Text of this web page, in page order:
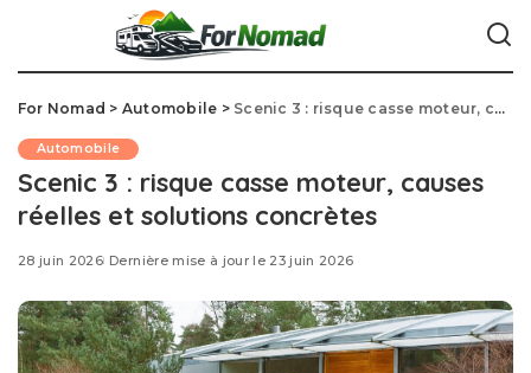
For Nomad > Automobile > Scenic 3 : risque casse moteur, causes réelles et solutions concrètes
Automobile
Scenic 3 : risque casse moteur, causes
réelles et solutions concrètes
28 juin 2026 Dernière mise à jour le 23 juin 2026